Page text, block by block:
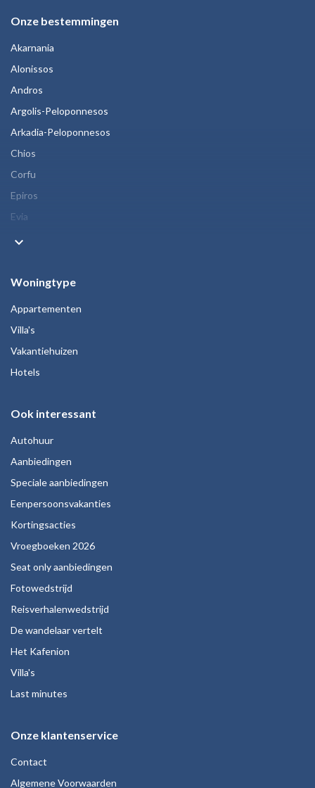
Onze bestemmingen
Akarnania
Alonissos
Andros
Argolis-Peloponnesos
Arkadia-Peloponnesos
Chios
Corfu
Epiros
Evia
keyboard_arrow_down
Woningtype
Appartementen
Villa's
Vakantiehuizen
Hotels
Ook interessant
Autohuur
Aanbiedingen
Speciale aanbiedingen
Eenpersoonsvakanties
Kortingsacties
Vroegboeken 2026
Seat only aanbiedingen
Fotowedstrijd
Reisverhalenwedstrijd
De wandelaar vertelt
Het Kafenion
Villa's
Last minutes
Onze klantenservice
Contact
Algemene Voorwaarden